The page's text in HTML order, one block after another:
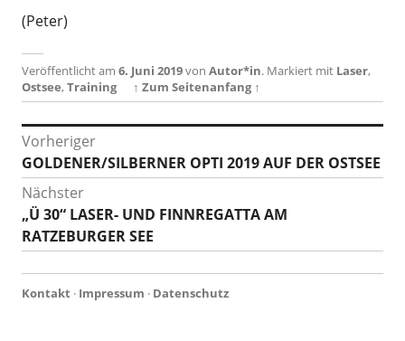
(Peter)
Veröffentlicht am 6. Juni 2019von Autor*in. Markiert mit Laser,
Ostsee,Training ↑ Zum Seitenanfang ↑
Beitragsnavigation
Vorheriger
Vorheriger
Beitrag:
GOLDENER/SILBERNER OPTI 2019 AUF DER OSTSEE
Nächster
Nächster
Beitrag:
„Ü 30“ LASER- UND FINNREGATTA AM
RATZEBURGER SEE
Kontakt · Impressum · Datenschutz